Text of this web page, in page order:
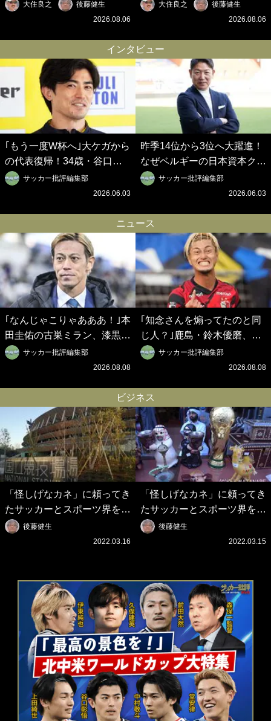
混戦のJ2はRB大宮に注目！
歴代最強の日本代表をJリー
の秋春制｣の大激論】(6)
大住良之
後藤健生
2026.08.06
切れないJクラブの課題と、
｢0円欧州移籍｣撲滅への処方
春制｣の大激論】(5)
大住良之
後藤健生
2026.08.06
インタビュー
｢もう一度W杯へ｣大ケガから
の代表復帰！34歳・谷口彰
悟の奇跡を支えた日本資本の
ベルギークラブ、次なる野望
ロイデン立石敬之CEOの世
界戦略】(2)
サッカー批評編集部
2026.06.03
昨季14位から3位へ大躍進！
なぜベルギーの日本資本クラ
ブは創設102年目に歴史的快
挙を成し遂げられたのか？
之CEOの世界戦略】(1)
サッカー批評編集部
2026.06.03
ニュース
｢なんじゃこりゃあああ！｣本
田圭佑の古巣ミラン、漆黒×
蛍光レッドの超絶クールな新
サードユニに世界が熱狂｢サ
サッカー批評編集部
2026.08.08
｢知念さんを煽ってたのと同
じ人？｣鹿島・鈴木優磨、大
逆転勝利後の“超・優等生イ
ンタビュー”が話題！｢試合中
イケメンやな」
サッカー批評編集部
2026.08.08
ビジネス
「怪しげなカネ」に頼ってき
たサッカーとスポーツ界を待
つ未来(4)スポーツを「持続
可能」にする「真の投資」の
後藤健生
2022.03.16
「怪しげなカネ」に頼ってき
たサッカーとスポーツ界を待
つ未来(3)「ロシアン・マネ
ー」に続く中東の「オイルマ
後藤健生
2022.03.15